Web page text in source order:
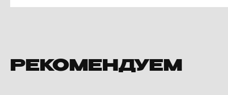
РЕКОМЕНДУЕМ